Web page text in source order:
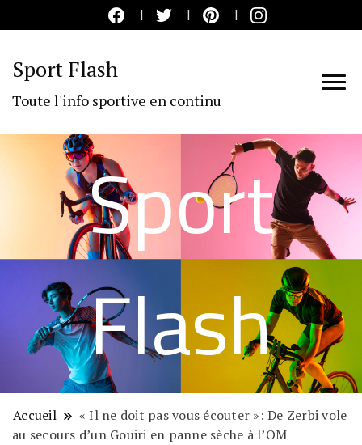
Sport Flash
Toute l'info sportive en continu
Sport
Flash
Accueil
« Il ne doit pas vous écouter »: De Zerbi vole
au secours d’un Gouiri en panne sèche à l’OM